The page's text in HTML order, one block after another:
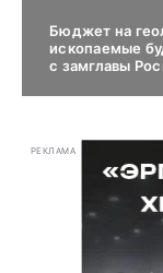
Бюджет на
ископаемые
с замглавы
РЕКЛАМА